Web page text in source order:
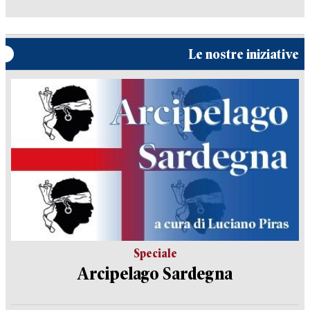
Le nostre iniziative
Speciale
Arcipelago Sardegna